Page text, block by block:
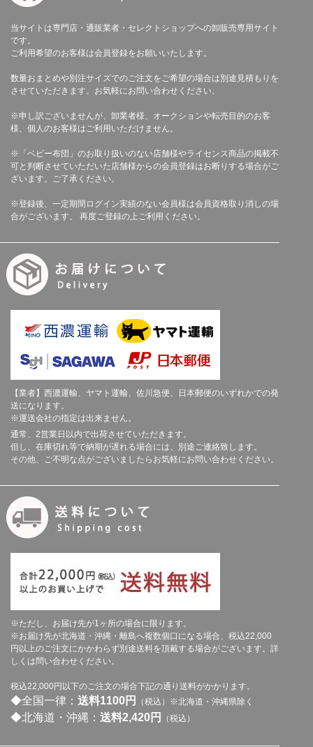
当サイトは専門店・通販業者・セレクトショップへの卸販売専用サイト
です。
ご利用希望のお客様は会員登録をお願いいたします。
数量おまとめや別注サイズでのご注文をご希望の場合は別途見積もりを
させていただきます。お気軽にお問い合わせください。
※申し訳ございませんが、卸業者様、オークションや転売目的のお客
様、個人のお客様はご利用いただけません。
※「ベビー布団」のお取り扱いのない店舗様やライセンス商品の掲載不
可と判断させていただいた店舗様からの会員登録はお断りする場合がご
ざいます。ご了承ください。
※登録後、一定期間ログイン実績のない会員様は会員資格取り消しの場
合がございます。 再度ご登録の上ご利用ください。
【業者】西濃運輸、ヤマト運輸、佐川急便、日本郵便のいずれかでの発
送になります。
※運送会社の指定は出来ません。
通常、2営業日以内で出荷させていただきます。
但し、在庫切れ等で納期が遅れる場合には、別途ご連絡致します。
その他、ご不明な点がございましたらお気軽にお問い合わせください。
※ただし、お届け先が1ヶ所の場合に限ります。
※お届け先が北海道・沖縄・離島へ複数個口になる場合、税込22,000
円以上のご注文にかかわらず別途送料を頂戴する場合がございます。詳
しくは問い合わせください。
税込22,000円以下のご注文の場合下記の通り送料がかかります。
◆全国一律： 送料1100円 （税込）※北海道・沖縄県除く
◆北海道・沖縄： 送料2,420円 （税込）